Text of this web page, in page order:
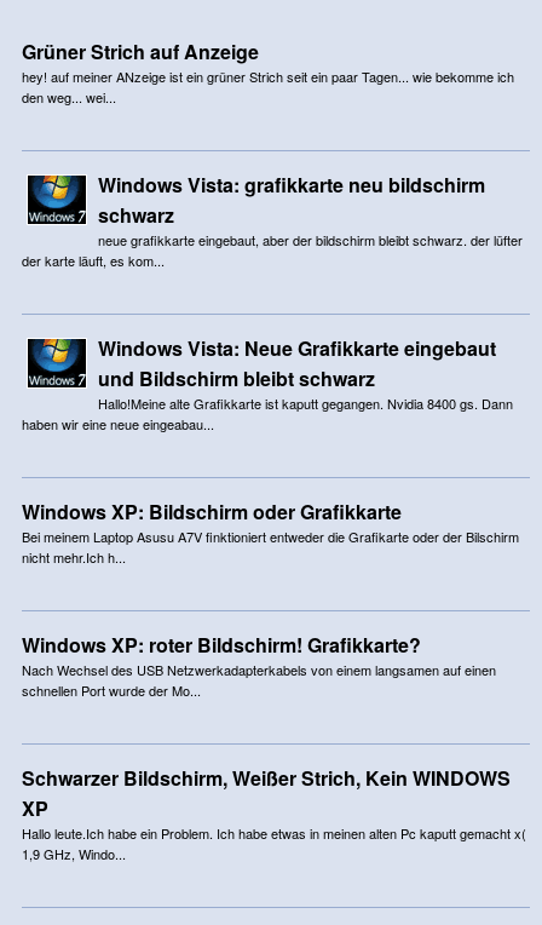
Grüner Strich auf Anzeige
hey! auf meiner ANzeige ist ein grüner Strich seit ein paar Tagen... wie bekomme ich
den weg... wei...
Windows Vista: grafikkarte neu bildschirm
schwarz
neue grafikkarte eingebaut, aber der bildschirm bleibt schwarz. der lüfter
der karte läuft, es kom...
Windows Vista: Neue Grafikkarte eingebaut
und Bildschirm bleibt schwarz
Hallo!Meine alte Grafikkarte ist kaputt gegangen. Nvidia 8400 gs. Dann
haben wir eine neue eingeabau...
Windows XP: Bildschirm oder Grafikkarte
Bei meinem Laptop Asusu A7V finktioniert entweder die Grafikarte oder der Bilschirm
nicht mehr.Ich h...
Windows XP: roter Bildschirm! Grafikkarte?
Nach Wechsel des USB Netzwerkadapterkabels von einem langsamen auf einen
schnellen Port wurde der Mo...
Schwarzer Bildschirm, Weißer Strich, Kein WINDOWS
XP
Hallo leute.Ich habe ein Problem. Ich habe etwas in meinen alten Pc kaputt gemacht x(
1,9 GHz, Windo...